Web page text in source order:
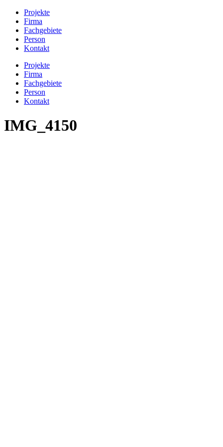
Projekte
Firma
Fachgebiete
Person
Kontakt
Projekte
Firma
Fachgebiete
Person
Kontakt
IMG_4150